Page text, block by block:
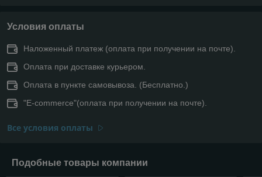
Условия оплаты
Наложенный платеж (оплата при получении на почте).
Оплата при доставке курьером.
Оплата в пункте самовывоза. (Бесплатно.)
"E-commerce"(оплата при получении на почте).
Все условия оплаты
Подобные товары компании